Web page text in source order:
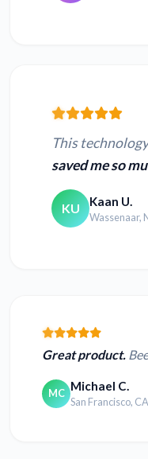
This
saved me so
KU Kaan U.
Wassenaar,
Great product.
MC Michael C.
San Francisco,